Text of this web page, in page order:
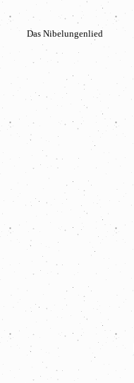
Das Nibelungenlied